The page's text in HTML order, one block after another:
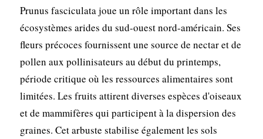
Prunus fasciculata joue un rôle important dans les
écosystèmes arides du sud-ouest nord-américain. Ses
fleurs précoces fournissent une source de nectar et de
pollen aux pollinisateurs au début du printemps,
période critique où les ressources alimentaires sont
limitées. Les fruits attirent diverses espèces d'oiseaux
et de mammifères qui participent à la dispersion des
graines. Cet arbuste stabilise également les sols